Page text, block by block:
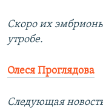
Скоро их
утробе.
Олеся Проглядова
Следующая